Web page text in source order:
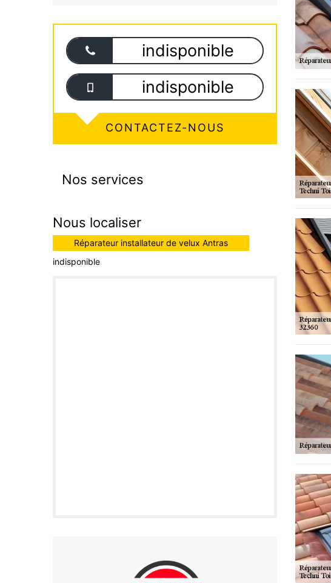
indisponible
indisponible
CONTACTEZ-NOUS
Nos services
Nous localiser
Réparateur installateur de velux Antras
indisponible